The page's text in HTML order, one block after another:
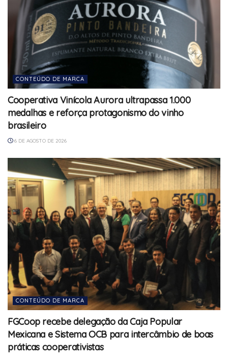
CONTEÚDO DE MARCA
Cooperativa Vinícola Aurora ultrapassa 1.000
medalhas e reforça protagonismo do vinho
brasileiro
6 DE AGOSTO DE 2026
CONTEÚDO DE MARCA
FGCoop recebe delegação da Caja Popular
Mexicana e Sistema OCB para intercâmbio de boas
práticas cooperativistas